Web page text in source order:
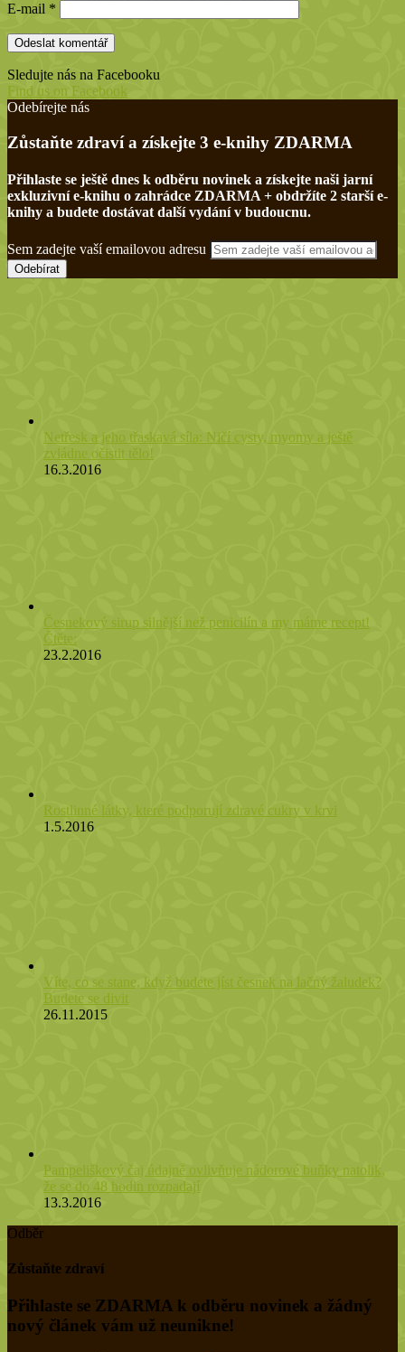
E-mail *
Sledujte nás na Facebooku
Find us on Facebook
Odebírejte nás
Zůstaňte zdraví a získejte 3 e-knihy ZDARMA
Přihlaste se ještě dnes k odběru novinek a získejte naši jarní
exkluzivní e-knihu o zahrádce ZDARMA + obdržíte 2 starší e-
knihy a budete dostávat další vydání v budoucnu.
Sem zadejte vaší emailovou adresu
Netřesk a jeho třaskavá síla: Ničí cysty, myomy a ještě
zvládne očistit tělo!
16.3.2016
Česnekový sirup silnější než penicilín a my máme recept!
Čtěte:
23.2.2016
Rostlinné látky, které podporují zdravé cukry v krvi
1.5.2016
Víte, co se stane, když budete jíst česnek na lačný žaludek?
Budete se divit
26.11.2015
Pampeliškový čaj údajně ovlivňuje nádorové buňky natolik,
že se do 48 hodin rozpadají
13.3.2016
Odběr
Zůstaňte zdraví
Přihlaste se ZDARMA k odběru novinek a žádný
nový článek vám už neunikne!